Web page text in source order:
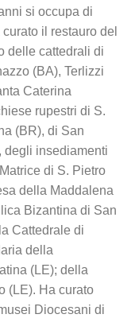
si occupa di
il restauro del
delle cattedrali di
(BA), Terlizzi
Caterina
rupestri di S.
(BR), di San
degli insediamenti
di S. Pietro
della Maddalena
Bizantina di San
Cattedrale di
della
(LE); della
(LE). Ha curato
Diocesani di